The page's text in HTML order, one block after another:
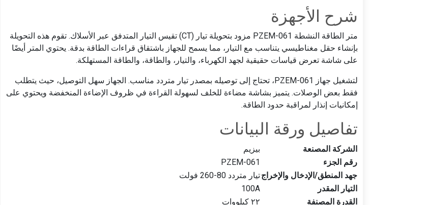
شرح الأجهزة
متر الطاقة النشطة PZEM-061 مزود بتحويلة تيار (CT) تقيس التيار المتدفق عبر الأسلاك. تقوم هذه التحويلة
بإنشاء حقل مغناطيسي يتناسب مع التيار، مما يسمح للجهاز باشتقاق قراءات الطاقة بدقة. يحتوي المتر أيضًا
على شاشة تعرض قياسات حقيقية لجهد الكهرباء، والتيار، والطاقة، والطاقة المستهلكة.
لتشغيل جهاز PZEM-061، تحتاج إلى توصيله بمصدر تيار متردد مناسب. الجهاز سهل التوصيل، حيث يتطلب
فقط بعض الوصلات. يتميز بشاشة مضاءة للخلف لسهولة القراءة في ظروف الإضاءة المنخفضة ويحتوي على
إمكانيات إنذار لمراقبة حدود الطاقة.
تفاصيل ورقة البيانات
الشركة المصنعة
بيزيم
رقم الجزء
PZEM-061
جهد المنطق/الإدخال والإخراجتيار متردد 80-260 فولت
التيار المقدر
100A
القدرة المصنفة
٢٢ كيلووات